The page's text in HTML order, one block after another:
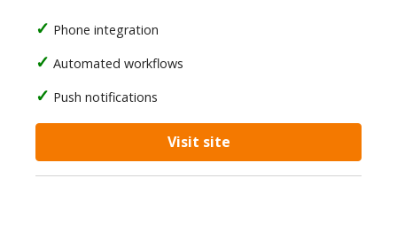
Phone integration
Automated workflows
Push notifications
Visit site